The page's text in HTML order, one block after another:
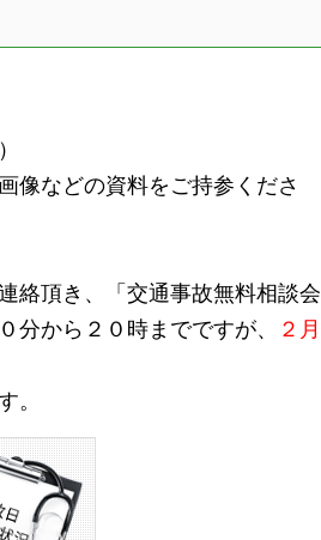
像などの資料をご持参くださ
絡頂き、「交通事故無料相談会
分から２０時までですが、
２月
。